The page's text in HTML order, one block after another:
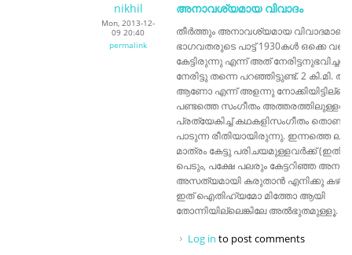
nikhil
Mon, 2013-12-
09 20:40
permalink
അനാവശ്യമായ വിവാദം
തീർത്തും അനാവശ്യമായ
ഭാഗവതരുടെ പാട്ട് 1930കൾ ഒക്കെ
കേട്ടിരുന്നു എന്ന് അത്
നേരിട്ടു തന്നെ പറഞ്ഞിട്ടുണ്ട്. 2 കി.മി.
ആണോ എന്ന് അളന്നു
പണ്ടത്തെ സംഗീതം
പ്രത്യേകിച്ച് കഥകളിസംഗീതം തൊണ്ട
പാടുന്ന രീതിയായിരുന്നു. ഇന്നത്തെ
മാത്രം കേട്ടു പരിചയമുള്ളവർക്ക്
പെടും, പക്ഷേ പലരും കേട്ടറിഞ്ഞ
അസത്യമായി കരുതാൻ എനിക്കു
ഇത് ഐതിഹ്യമോ മിത്തോ ആയി
തോന്നിയില്ലെങ്കിലേ അൽഭുതമുള്ളൂ.
Log in to post comments